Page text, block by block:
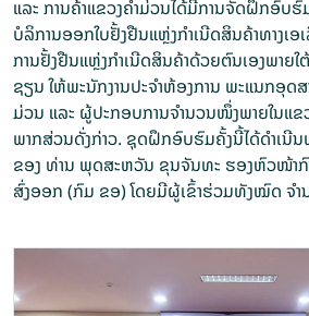
ແລະ ການຄ້າແຂວງຄຳມ່ວນໄດ້ມີການຈັດຝຶກອົບ
ບໍລິການອອກໃບຢັ້ງຢືນແຫຼ່ງກໍາເນີດສິນຄ້າທາງເອ
ການຢັ້ງຢືນແຫຼ່ງກຳເນີດສິນຄ້າດ້ວຍຕົນເອງພາຍໃ
ຊຽນ ໃຫ້ພະນັກງານປະຈໍາຫ້ອງການ ພະແນກອຸດສ
ມ່ວນ ແລະ ຜູ້ປະກອບການຈຳນວນໜຶ່ງພາຍໃນແຂ
ພາກສ່ວນດັ່ງກ່າວ. ຊຸດຝຶກອົບຮົມຄັ້ງນີ້ໄດ້ດຳເນີນ
ຂອງ ທ່ານ ພຸດສະຫວັນ ຂຸນຈັນທະ ຮອງຫົວໜ້າກົ
ສົ່ງອອກ (ກົມ ຂອ) ໂດຍມີຜູ້ເຂົ້າຮ່ວມທັງໝົດ ຈຳ